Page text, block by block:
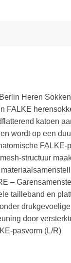
Heren Sokken
FALKE
katoen
wordt op een
structuur
–
tailleband en
door
pasvorm (L/R)